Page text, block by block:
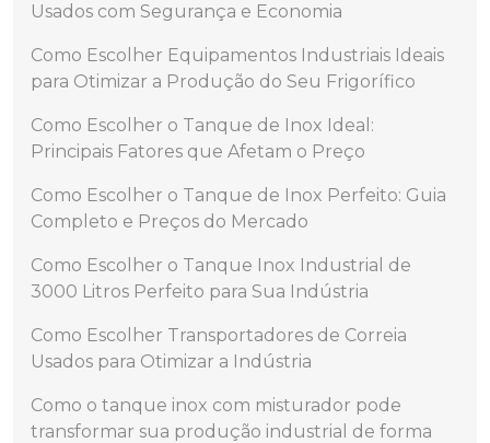
Usados com Segurança e Economia
Como Escolher Equipamentos Industriais Ideais
para Otimizar a Produção do Seu Frigorífico
Como Escolher o Tanque de Inox Ideal:
Principais Fatores que Afetam o Preço
Como Escolher o Tanque de Inox Perfeito: Guia
Completo e Preços do Mercado
Como Escolher o Tanque Inox Industrial de
3000 Litros Perfeito para Sua Indústria
Como Escolher Transportadores de Correia
Usados para Otimizar a Indústria
Como o tanque inox com misturador pode
transformar sua produção industrial de forma